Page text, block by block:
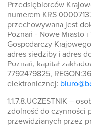
Przedsiębiorców
numerem KRS
przechowywana jest
Poznań - Nowe Miasto i
Gospodarczy
adres siedziby i adres
Poznań, kapitał
7792479825,
elektronicznej:
1.1.7.8.UCZESTNIK –
zdolność do czynności
przewidzianych przez